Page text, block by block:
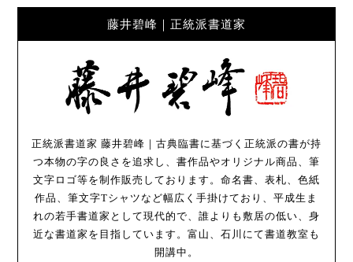
藤井碧峰｜正統派書道家
正統派書道家 藤井碧峰｜古典臨書に基づく正統派の書が持
つ本物の字の良さを追求し、書作品やオリジナル商品、筆
文字ロゴ等を制作販売しております。命名書、表札、色紙
作品、筆文字Tシャツなど幅広く手掛けており、平成生ま
れの若手書道家として現代的で、誰よりも敷居の低い、身
近な書道家を目指しています。富山、石川にて書道教室も
開講中。